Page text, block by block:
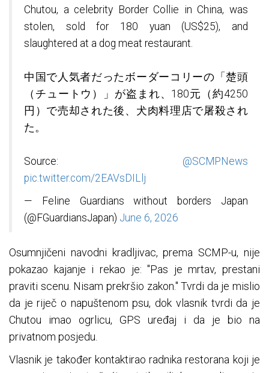
Chutou, a celebrity Border Collie in China, was
stolen, sold for 180 yuan (US$25), and
slaughtered at a dog meat restaurant.
中国で人気者だったボーダーコリーの「楚頭
（チュートウ）」が盗まれ、180元（約4250
円）で売却された後、犬肉料理店で屠殺され
た。
Source: @SCMPNews
pic.twitter.com/2EAVsDILlj
— Feline Guardians without borders Japan
(@FGuardiansJapan) June 6, 2026
Osumnjičeni navodni kradljivac, prema SCMP-u, nije
pokazao kajanje i rekao je: "Pas je mrtav, prestani
praviti scenu. Nisam prekršio zakon." Tvrdi da je mislio
da je riječ o napuštenom psu, dok vlasnik tvrdi da je
Chutou imao ogrlicu, GPS uređaj i da je bio na
privatnom posjedu.
Vlasnik je također kontaktirao radnika restorana koji je